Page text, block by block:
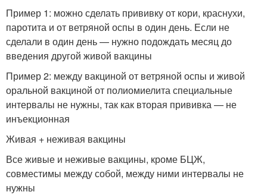
Пример 1: можно сделать прививку от кори, краснухи,
паротита и от ветряной оспы в один день. Если не
сделали в один день — нужно подождать месяц до
введения другой живой вакцины
Пример 2: между вакциной от ветряной оспы и живой
оральной вакциной от полиомиелита специальные
интервалы не нужны, так как вторая прививка — не
инъекционная
Живая + неживая вакцины
Все живые и неживые вакцины, кроме БЦЖ,
совместимы между собой, между ними интервалы не
нужны